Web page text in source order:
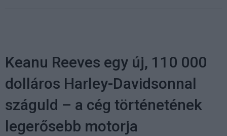
Keanu Reeves egy új, 110 000
dolláros Harley-Davidsonnal
száguld – a cég történetének
legerősebb motorja